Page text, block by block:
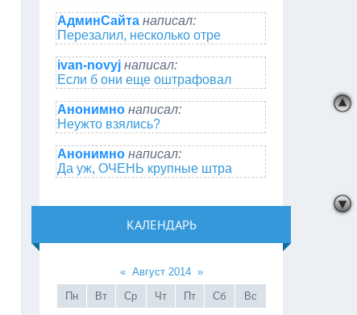
АдминСайта написал:
Перезалил, несколько отре
ivan-novyj написал:
Если б они еще оштрафовал
Анонимно написал:
Неужто взялись?
Анонимно написал:
Да уж, ОЧЕНЬ крупные штра
КАЛЕНДАРЬ
« Август 2014 »
Пн
Вт Ср Чт Пт Сб Вс